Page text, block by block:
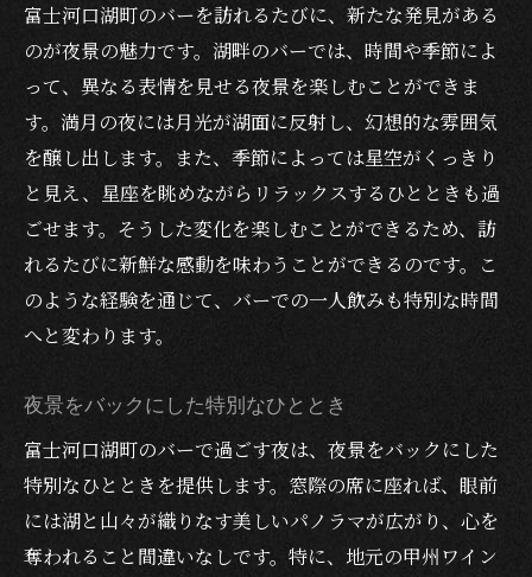
富士河口湖町のバーを訪れるたびに、新たな発見がある
のが夜景の魅力です。湖畔のバーでは、時間や季節によ
って、異なる表情を見せる夜景を楽しむことができま
す。満月の夜には月光が湖面に反射し、幻想的な雰囲気
を醸し出します。また、季節によっては星空がくっきり
と見え、星座を眺めながらリラックスするひとときも過
ごせます。そうした変化を楽しむことができるため、訪
れるたびに新鮮な感動を味わうことができるのです。こ
のような経験を通じて、バーでの一人飲みも特別な時間
へと変わります。
夜景をバックにした特別なひととき
富士河口湖町のバーで過ごす夜は、夜景をバックにした
特別なひとときを提供します。窓際の席に座れば、眼前
には湖と山々が織りなす美しいパノラマが広がり、心を
奪われること間違いなしです。特に、地元の甲州ワイン